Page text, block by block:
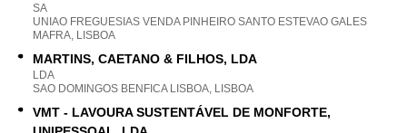
SA
UNIAO FREGUESIAS VENDA PINHEIRO SANTO ESTEVAO GALES
MAFRA, LISBOA
MARTINS, CAETANO & FILHOS, LDA
LDA
SAO DOMINGOS BENFICA LISBOA, LISBOA
VMT - LAVOURA SUSTENTÁVEL DE MONFORTE,